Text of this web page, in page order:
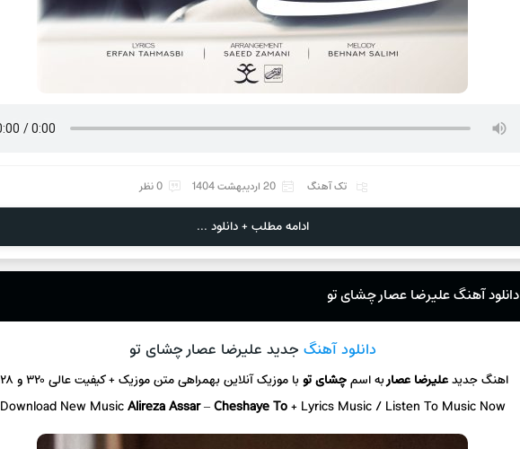
تک آهنگ 20 اردیبهشت 1404 0 نظر
ادامه مطلب + دانلود ...
دانلود آهنگ علیرضا عصار چشای تو
دانلود آهنگ جدید علیرضا عصار چشای تو
اهنگ جدیدعلیرضا عصاربه اسمچشای توبا موزیک آنلاین بهمراهی متن موزیک + کیفیت عالی ۳۲۰ و ۱۲۸
Download New MusicAlireza Assar–Cheshaye To+ Lyrics Music / Listen To Music Now